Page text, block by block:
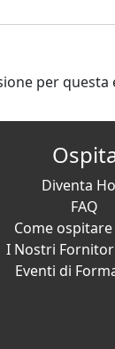
per questa
Diventa
FAQ
Come
I Nostri
Eventi di